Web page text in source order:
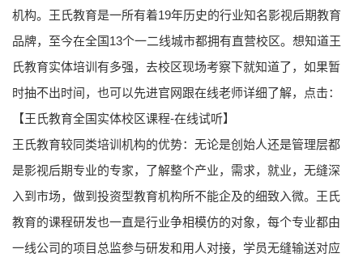
机构。王氏教育是一所有着19年历史的行业知名影视后期教育
品牌，至今在全国13个一二线城市都拥有直营校区。想知道王
氏教育实体培训有多强，去校区现场考察下就知道了，如果暂
时抽不出时间，也可以先进官网跟在线老师详细了解，点击：
【王氏教育全国实体校区课程-在线试听】
王氏教育较同类培训机构的优势：无论是创始人还是管理层都
是影视后期专业的专家，了解整个产业，需求，就业，无缝深
入到市场，做到投资型教育机构所不能企及的细致入微。王氏
教育的课程研发也一直是行业争相模仿的对象，每个专业都由
一线公司的项目总监参与研发和用人对接，学员无缝输送对应